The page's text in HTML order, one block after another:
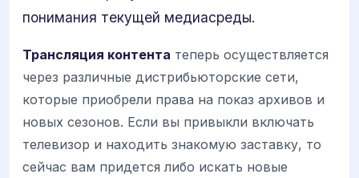
понимания текущей медиасреды.
Трансляция контента теперь осуществляется
через различные дистрибьюторские сети,
которые приобрели права на показ архивов и
новых сезонов. Если вы привыкли включать
телевизор и находить знакомую заставку, то
сейчас вам придется либо искать новые